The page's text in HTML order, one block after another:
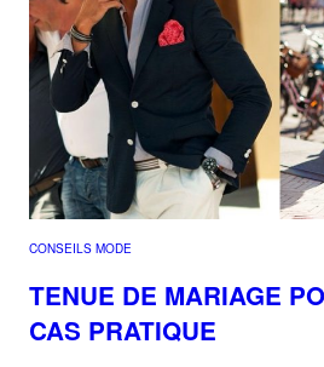
CONSEILS MODE
TENUE DE MARIAGE
CAS PRATIQUE